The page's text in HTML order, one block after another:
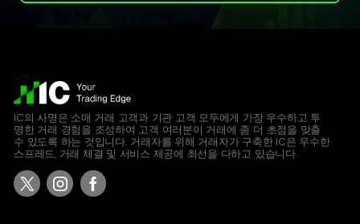
IC의 사명은 소매 거래 고객과 기관 고객 모두에게 가장 우수하고 투
명한 거래 경험을 조성하여 고객 여러분이 거래에 좀 더 초점을 맞출
수 있도록 하는 것입니다. 거래자를 위해 거래자가 구축한 IC은 우수한
스프레드, 거래 체결 및 서비스 제공에 최선을 다하고 있습니다.